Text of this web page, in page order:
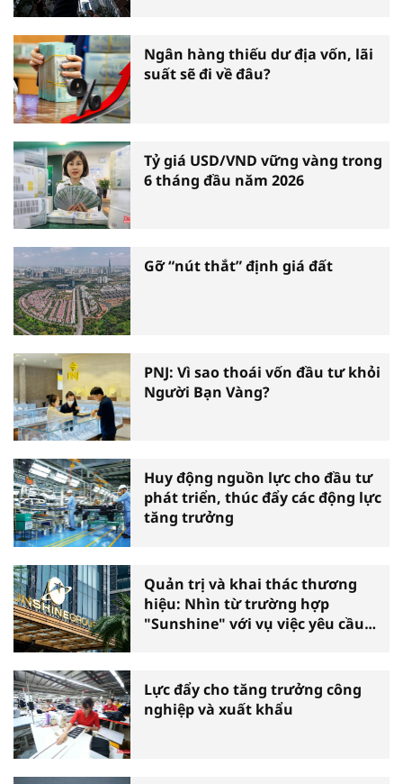
Ngân hàng thiếu dư địa vốn, lãi
suất sẽ đi về đâu?
Tỷ giá USD/VND vững vàng trong
6 tháng đầu năm 2026
Gỡ “nút thắt” định giá đất
PNJ: Vì sao thoái vốn đầu tư khỏi
Người Bạn Vàng?
Huy động nguồn lực cho đầu tư
phát triển, thúc đẩy các động lực
tăng trưởng
Quản trị và khai thác thương
hiệu: Nhìn từ trường hợp
"Sunshine" với vụ việc yêu cầu
Lực đẩy cho tăng trưởng công
nghiệp và xuất khẩu